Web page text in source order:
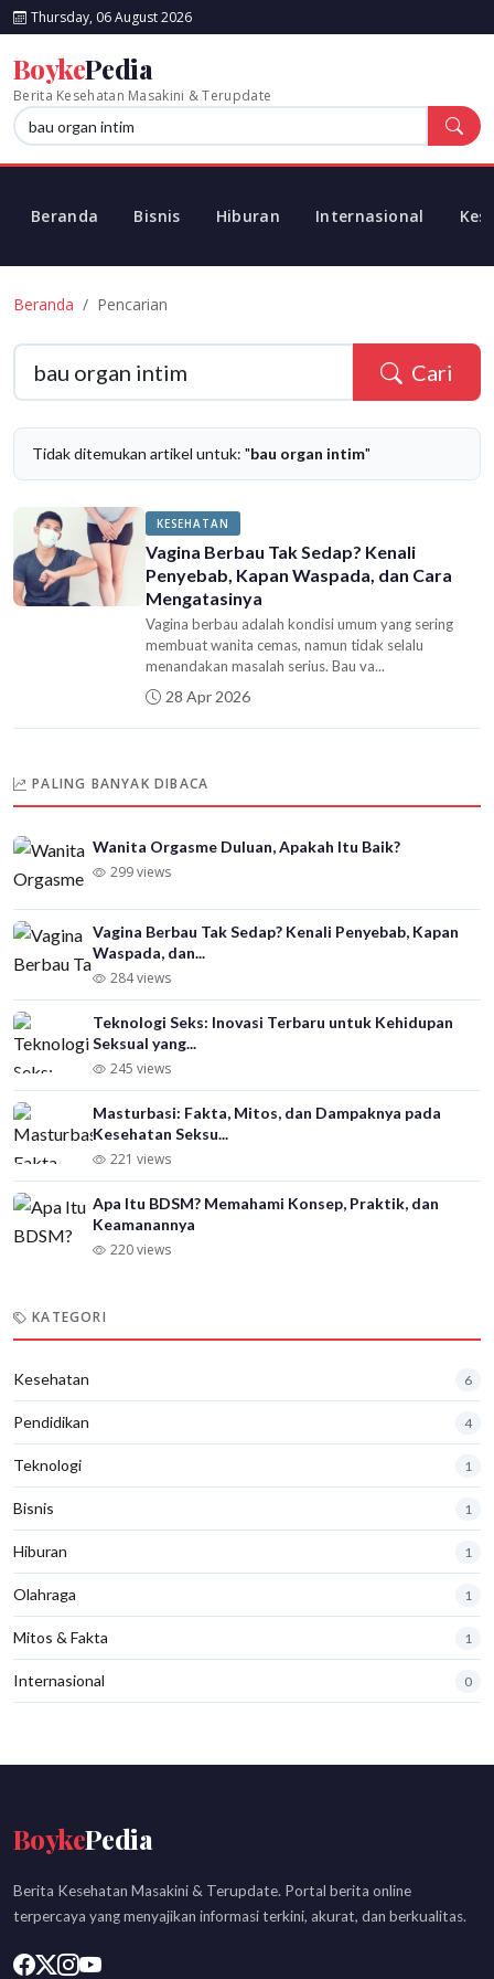
Thursday, 06 August 2026
BoykePedia
Berita Kesehatan Masakini & Terupdate
Beranda Bisnis Hiburan Internasional
Beranda Pencarian
Cari
Tidak ditemukan artikel untuk: "bau organ intim"
KESEHATAN
Vagina Berbau Tak Sedap? Kenali
Penyebab, Kapan Waspada, dan Cara
Mengatasinya
Vagina berbau adalah kondisi umum yang sering
membuat wanita cemas, namun tidak selalu
menandakan masalah serius. Bau va...
28 Apr 2026
PALING BANYAK DIBACA
Wanita Orgasme Duluan, Apakah Itu Baik?
299 views
Vagina Berbau Tak Sedap? Kenali Penyebab, Kapan
Waspada, dan...
284 views
Teknologi Seks: Inovasi Terbaru untuk Kehidupan
Seksual yang...
245 views
Masturbasi: Fakta, Mitos, dan Dampaknya pada
Kesehatan Seksu...
221 views
Apa Itu BDSM? Memahami Konsep, Praktik, dan
Keamanannya
220 views
KATEGORI
Kesehatan 6
Pendidikan 4
Teknologi 1
Bisnis 1
Hiburan 1
Olahraga 1
Mitos & Fakta 1
Internasional 0
BoykePedia
Berita Kesehatan Masakini & Terupdate. Portal berita online
terpercaya yang menyajikan informasi terkini, akurat, dan berkualitas.